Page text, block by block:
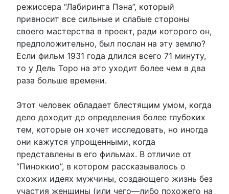
режиссера “Лабиринта Пэна”, который
привносит все сильные и слабые стороны
своего мастерства в проект, ради которого он,
предположительно, был послан на эту землю?
Если фильм 1931 года длился всего 71 минуту,
то у Дель Торо на это уходит более чем в два
раза больше времени.
Этот человек обладает блестящим умом, когда
дело доходит до определения более глубоких
тем, которые он хочет исследовать, но иногда
они кажутся упрощенными, когда
представлены в его фильмах. В отличие от
“Пиноккио”, в котором рассказывалось о
схожих идеях мужчины, создающего жизнь без
участия женщины (или чего—либо похожего на